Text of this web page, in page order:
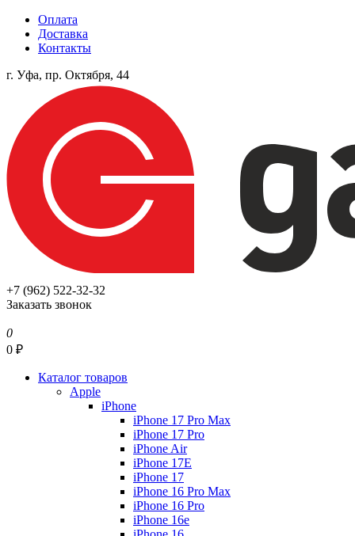
Оплата
Доставка
Контакты
г. Уфа, пр. Октября, 44
+7 (962) 522-32-32
Заказать звонок
0
0 ₽
Каталог товаров
Apple
iPhone
iPhone 17 Pro Max
iPhone 17 Pro
iPhone Air
iPhone 17E
iPhone 17
iPhone 16 Pro Max
iPhone 16 Pro
iPhone 16e